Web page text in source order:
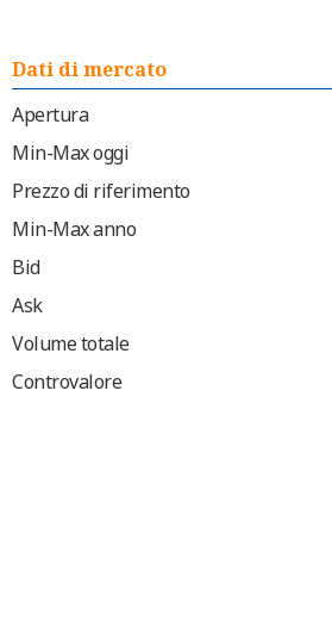
Dati di mercato
Apertura
Min-Max oggi
Prezzo di riferimento
Min-Max anno
Bid
Ask
Volume totale
Controvalore